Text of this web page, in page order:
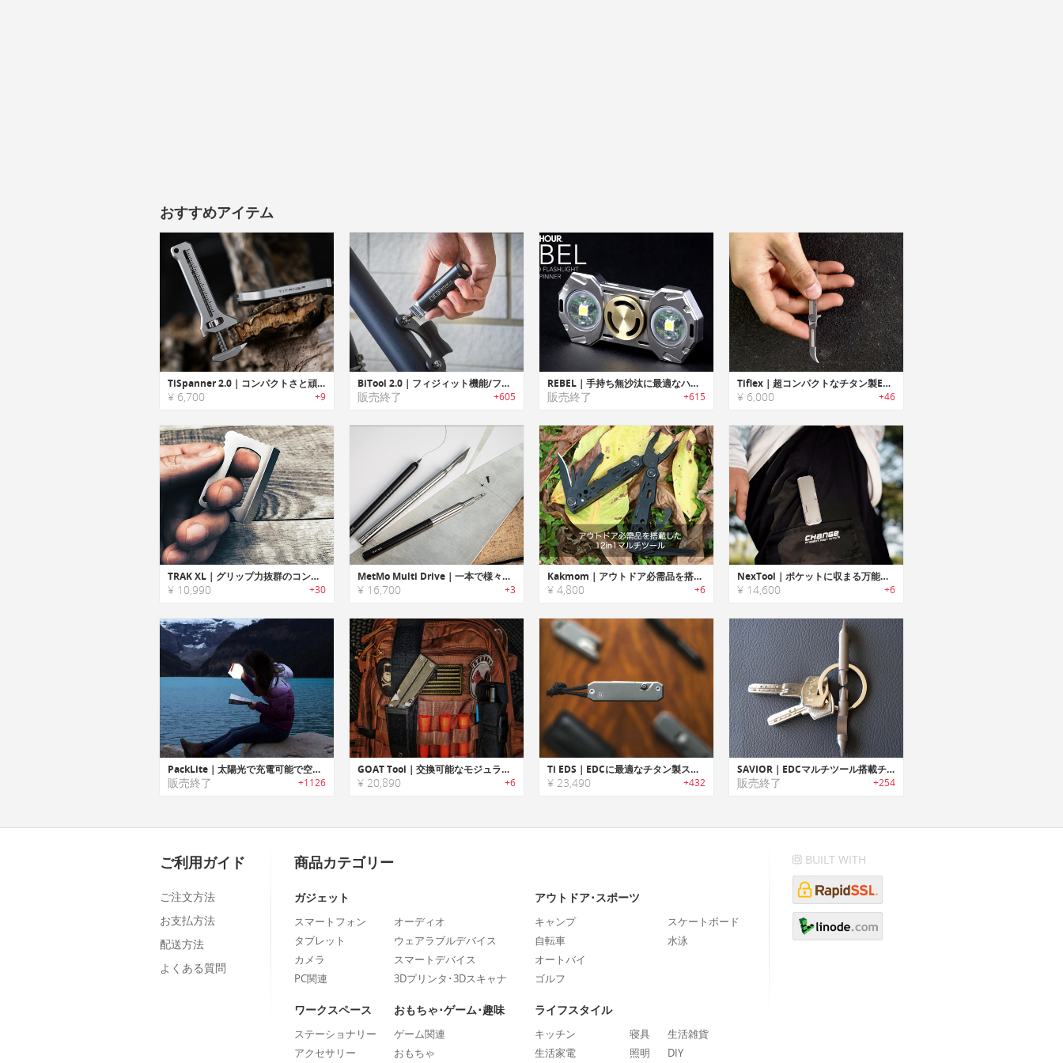
おすすめアイテム
TiSpanner 2.0｜コンパクトさと頑丈さに優れたチタン製EDCツール
¥ 6,700 +9
BiTool 2.0｜フィジィット機能/フラッシュライト付きキーホルダーサイズマルチツール「バイツール2.0」
販売終了 +605
REBEL｜手持ち無沙汰に最適なハンドスピナー搭載フラッシュライト「レベル」
販売終了 +615
Tiflex｜超コンパクトなチタン製EDCナイフ
¥ 6,000 +46
TRAK XL｜グリップ力抜群のコンパクトEDCユーティリティーナイフツール「トラックXL」
¥ 10,990 +30
MetMo Multi Drive｜一本で様々な作業の効率が向上するマルチツール
¥ 16,700 +3
Kakmom｜アウトドア必需品を搭載した12in1マルチツール
¥ 4,800 +6
NexTool｜ポケットに収まる万能さ。4-in-1チタン製マルチツール
¥ 14,600 +6
PackLite｜太陽光で充電可能で空気で膨らむソーラーパネル搭載LEDランタン「PackLite」シリーズ
販売終了 +1126
GOAT Tool｜交換可能なモジュラーコンポーネント搭載マルチツール「ゴートツール」
¥ 20,890 +6
Ti EDS｜EDCに最適なチタン製スクリュードライバービットキット「Ti EDS」
¥ 23,490 +432
SAVIOR｜EDCマルチツール搭載チタン製キーリング「セービアー」
販売終了 +254
ご利用ガイド
ご注文方法
お支払方法
配送方法
よくある質問
商品カテゴリー
ガジェット
スマートフォン
タブレット
カメラ
PC関連
オーディオ
ウェアラブルデバイス
スマートデバイス
3Dプリンタ･3Dスキャナ
アウトドア･スポーツ
キャンプ
自転車
オートバイ
ゴルフ
スケートボード
水泳
ワークスペース
ステーショナリー
アクセサリー
おもちゃ･ゲーム･趣味
ゲーム関連
おもちゃ
ライフスタイル
キッチン
生活家電
寝具
照明
生活雑貨
DIY
BUILT WITH